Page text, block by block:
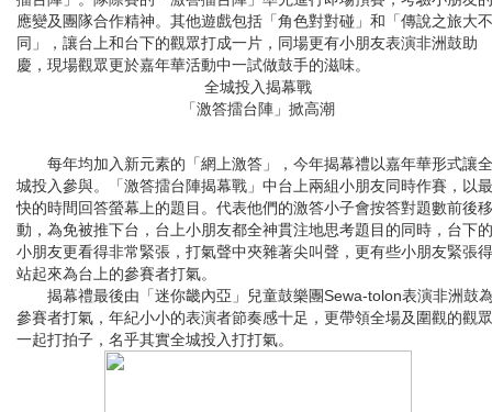
應變及團隊合作精神。其他遊戲包括「角色對對碰」和「傳說之旅大不
同」，讓台上和台下的觀眾打成一片，同場更有小朋友表演非洲鼓助
慶，現場觀眾更於嘉年華活動中一試做鼓手的滋味。
全城投入揭幕戰
「激答擂台陣」掀高潮
每年均加入新元素的「網上激答」，今年揭幕禮以嘉年華形式讓全
城投入參與。「激答擂台陣揭幕戰」中台上兩組小朋友同時作賽，以最
快的時間回答螢幕上的題目。代表他們的激答小子會按答對題數前後移
動，為免被推下台，台上小朋友都全神貫注地思考題目的同時，台下的
小朋友更看得非常緊張，打氣聲中夾雜著尖叫聲，更有些小朋友緊張得
站起來為台上的參賽者打氣。
揭幕禮最後由「迷你畿內亞」兒童鼓樂團Sewa-tolon表演非洲鼓
參賽者打氣，年紀小小的表演者節奏感十足，更帶領全場及圍觀的觀眾
一起打拍子，名乎其實全城投入打打氣。